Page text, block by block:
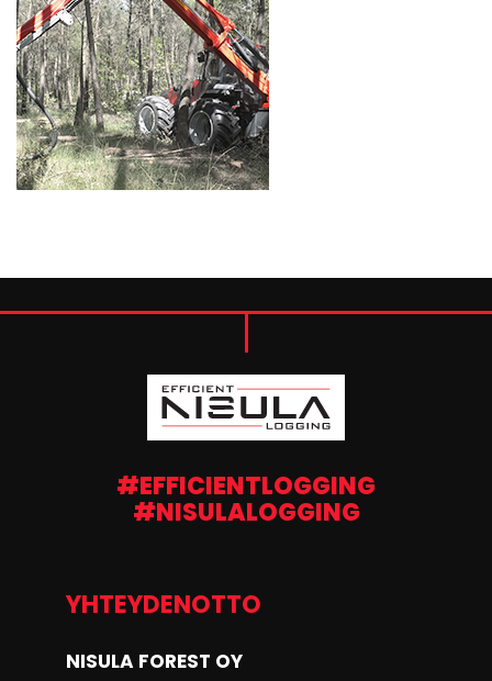
#EFFICIENTLOGGING
#NISULALOGGING
YHTEYDENOTTO
NISULA FOREST OY